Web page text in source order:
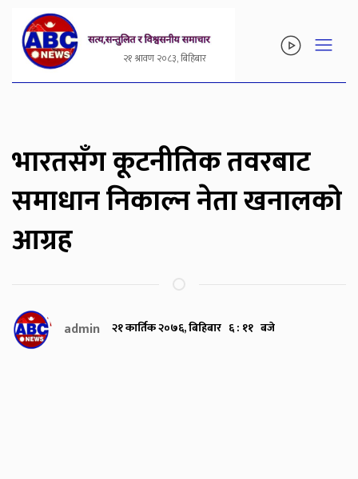
२१ श्रावण २०८३, बिहिबार
भारतसँग कूटनीतिक तवरबाट
समाधान निकाल्न नेता खनालको
आग्रह
admin २१ कार्तिक २०७६, बिहिबार ६ : ११ बजे